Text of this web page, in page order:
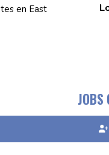
JOBS